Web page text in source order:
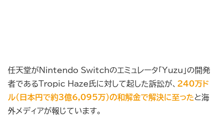
任天堂がNintendo Switchのエミュレータ「Yuzu」の開発
者であるTropic Haze氏に対して起した訴訟が、 240万ド
ル（日本円で約3億6,095万）の和解金で解決に至ったと海
外メディアが報じています。